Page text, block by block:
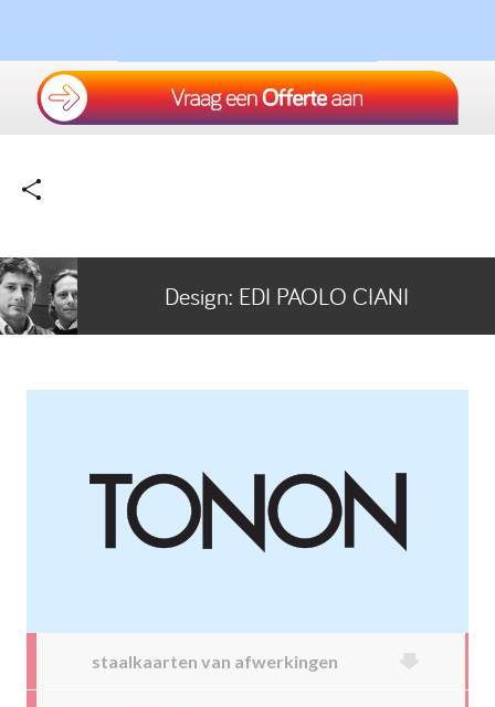
Design: EDI PAOLO CIANI
staalkaarten van afwerkingen